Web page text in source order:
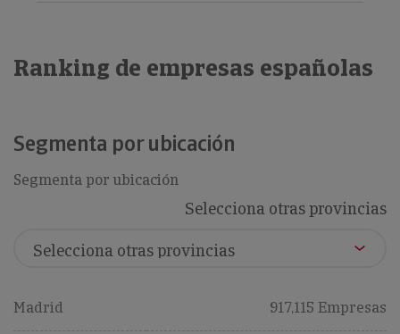
Ranking de empresas españolas
Segmenta por ubicación
Segmenta por ubicación
Selecciona otras provincias
Madrid 917,115 Empresas